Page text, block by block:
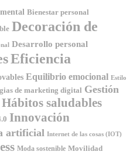
Bienestar personal
Decoración de
Desarrollo personal
Eficiencia
Equilibrio emocional Estilo
de marketing digital Gestión
Hábitos saludables
Innovación
artificial Internet de las cosas (IOT)
Moda sostenible Movilidad